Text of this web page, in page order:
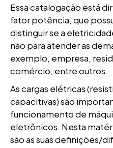
Essa catalogação está
fator potência, que
distinguir se a
não para atender as
exemplo, empresa,
comércio, entre outros.
As cargas elétricas
capacitivas) são
funcionamento de
eletrônicos. Nesta
são as suas definições/